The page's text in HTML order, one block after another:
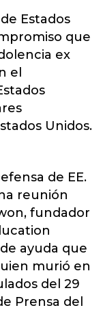
Estados
que
ex
el
Unidos.
de EE.
reunión
fundador
ayuda que
murió en
del 29
Prensa del